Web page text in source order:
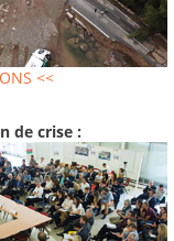
<<
de crise :